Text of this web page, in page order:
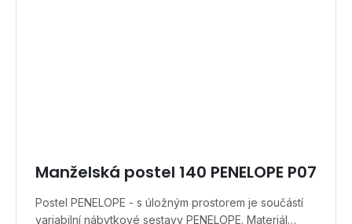
Manželská postel 140 PENELOPE P07
Postel PENELOPE - s úložným prostorem je součástí
variabilní nábytkové sestavy PENELOPE. Materiál…